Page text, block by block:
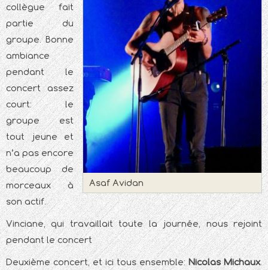
Asaf Avidan
collègue fait
partie du
groupe. Bonne
ambiance
pendant le
concert assez
court: le
groupe est
tout jeune et
n’a pas encore
beaucoup de
morceaux à
son actif.
Vinciane, qui travaillait toute la journée, nous rejoint
pendant le concert
Deuxième concert, et ici tous ensemble:Nicolas Michaux.